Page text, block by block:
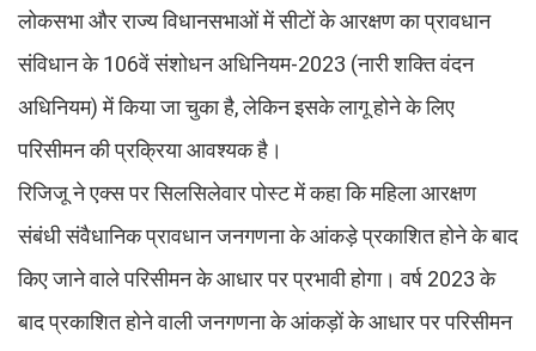
लोकसभा और राज्य विधानसभाओं में सीटों के आरक्षण का प्रावधान
संविधान के 106वें संशोधन अधिनियम-2023 (नारी शक्ति वंदन
अधिनियम) में किया जा चुका है, लेकिन इसके लागू होने के लिए
परिसीमन की प्रक्रिया आवश्यक है।
रिजिजू ने एक्स पर सिलसिलेवार पोस्ट में कहा कि महिला आरक्षण
संबंधी संवैधानिक प्रावधान जनगणना के आंकड़े प्रकाशित होने के बाद
किए जाने वाले परिसीमन के आधार पर प्रभावी होगा। वर्ष 2023 के
बाद प्रकाशित होने वाली जनगणना के आंकड़ों के आधार पर परिसीमन